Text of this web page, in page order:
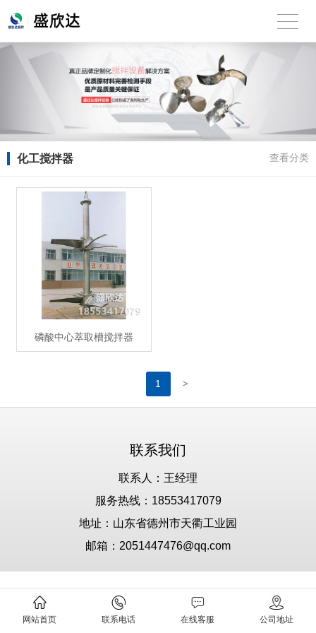
化工搅拌器 查看分类
磷酸中心萃取槽搅拌器
1 >
网站首页 联系电话 在线客服 公司地址
联系我们
联系人：王经理
服务热线：18553417079
地址：山东省德州市天衢工业园
邮箱：2051447476@qq.com